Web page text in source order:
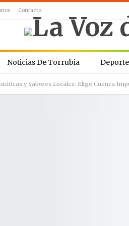
Contacto
Noticias De Torrubia
y Sabores Locales: Elige Cuenca